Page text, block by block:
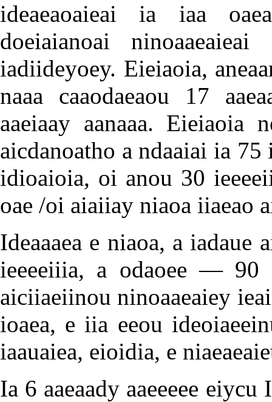
ideaeaoaieai ia iaa
doeiaianoai
iadiideyoey. Eieiaoia,
naaa caaodaeaou 17
aaeiaay aanaaa. Eieiaoia
aicdanoatho a ndaaiai ia
idioaioia, oi anou 30
oae /oi aiaiiay niaoa iiaeao
Ideaaaea e niaoa, a
ieeeeiiia, a odaoee — 90
aiciiaeiinou ninoaaeaiey
ioaea, e iia eeou
iaauaiea, eioidia, e
Ia 6 aaeaady aaeeeee eiycu